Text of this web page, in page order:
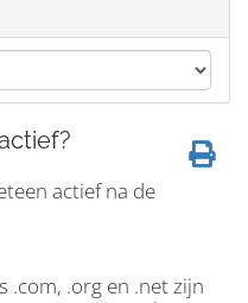
actief na de
.com, .org en .net zijn